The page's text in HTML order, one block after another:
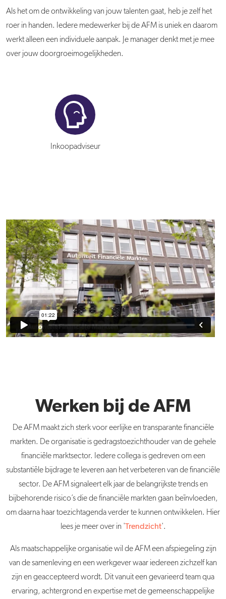
Als het om de ontwikkeling van jouw talenten gaat, heb je zelf het
roer in handen. Iedere medewerker bij de AFM is uniek en daarom
werkt alleen een individuele aanpak. Je manager denkt met je mee
over jouw doorgroeimogelijkheden.
Inkoopadviseur
Werken bij de AFM
De AFM maakt zich sterk voor eerlijke en transparante financiële
markten. De organisatie is gedragstoezichthouder van de gehele
financiële marktsector. Iedere collega is gedreven om een
substantiële bijdrage te leveren aan het verbeteren van de financiële
sector. De AFM signaleert elk jaar de belangrijkste trends en
bijbehorende risico’s die de financiële markten gaan beïnvloeden,
om daarna haar toezichtagenda verder te kunnen ontwikkelen. Hier
lees je meer over in 'Trendzicht'.
Als maatschappelijke organisatie wil de AFM een afspiegeling zijn
van de samenleving en een werkgever waar iedereen zichzelf kan
zijn en geaccepteerd wordt. Dit vanuit een gevarieerd team qua
ervaring, achtergrond en expertise met de gemeenschappelijke